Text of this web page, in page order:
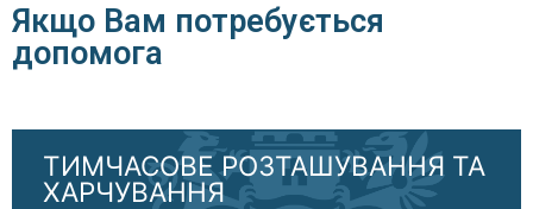
Якщо Вам потребується
допомога
ТИМЧАСОВЕ РОЗТАШУВАННЯ ТА
ХАРЧУВАННЯ